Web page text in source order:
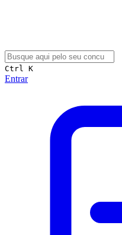
Ctrl K
Entrar